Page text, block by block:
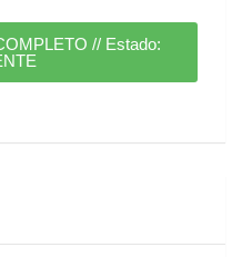
// Estado: